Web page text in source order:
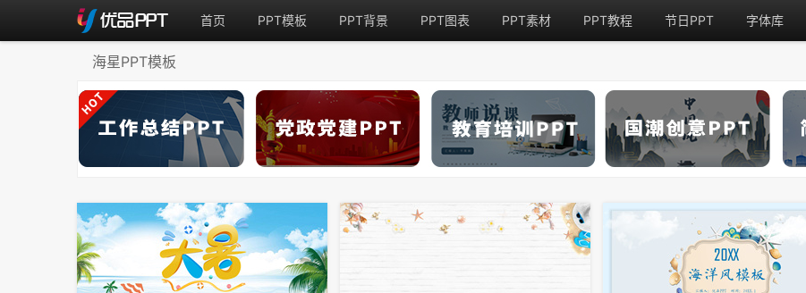
首页 PPT模板 PPT背景 PPT图表 PPT素材 PPT教程 节日PPT 字体库
海星PPT模板